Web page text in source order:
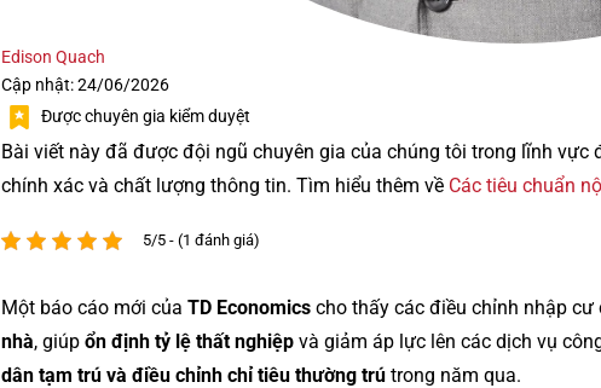
Edison Quach
Cập nhật: 24/06/2026
Được chuyên gia kiểm duyệt
Bài viết này đã được đội ngũ chuyên gia của chúng tôi trong lĩnh
chính xác và chất lượng thông tin. Tìm hiểu thêm về Các tiêu chuẩn
5/5 - (1 đánh giá)
Một báo cáo mới của TD Economics cho thấy các điều chỉnh nhập
nhà, giúp ổn định tỷ lệ thất nghiệp và giảm áp lực lên các dịch vụ
dân tạm trú và điều chỉnh chỉ tiêu thường trú trong năm qua.